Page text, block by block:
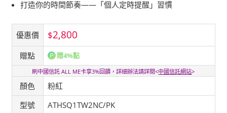
打造你的時間節奏——「個人定時提醒」習慣
優惠價 $2,800
贈點 贈4%點
刷中國信託 ALL ME卡享3%回饋，詳細辦法請詳閱<中國信託網站>
顏色
粉紅
型號
ATHSQ1TW2NC/PK